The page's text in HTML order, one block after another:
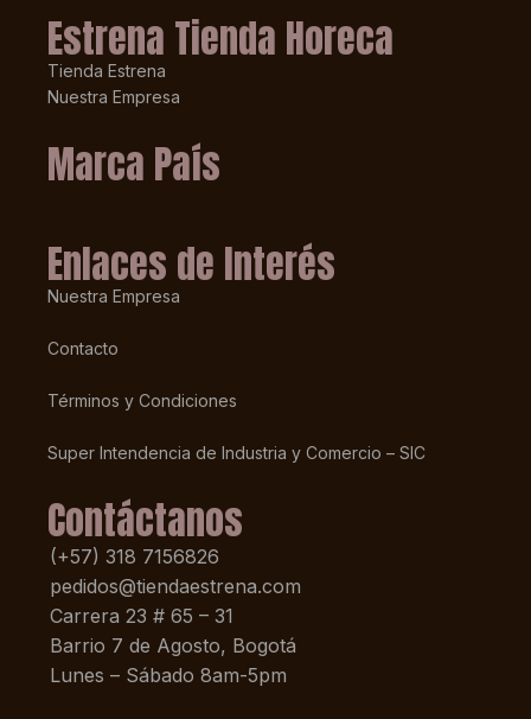
Estrena Tienda Horeca
Tienda Estrena
Nuestra Empresa
Marca País
Enlaces de Interés
Nuestra Empresa
Contacto
Términos y Condiciones
Super Intendencia de Industria y Comercio – SIC
Contáctanos
(+57) 318 7156826
pedidos@tiendaestrena.com
Carrera 23 # 65 – 31
Barrio 7 de Agosto, Bogotá
Lunes – Sábado 8am-5pm